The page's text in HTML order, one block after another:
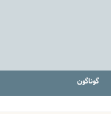
گوناگون